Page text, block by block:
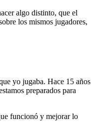
algo distinto, que el
los mismos jugadores,
yo jugaba. Hace 15 años
preparados para
funcionó y mejorar lo